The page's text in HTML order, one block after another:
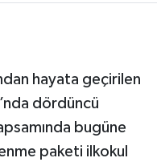
hayata geçirilen
dördüncü
bugüne
paketi ilkokul